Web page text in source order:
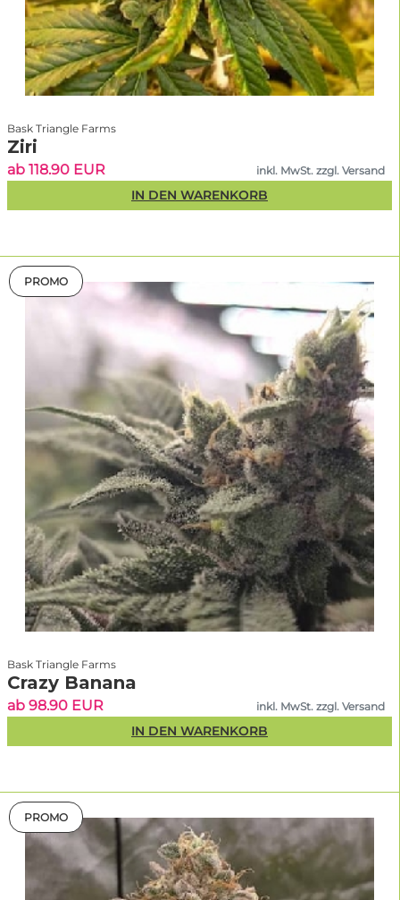
Bask Triangle Farms
Ziri
ab 118.90 EUR inkl. MwSt. zzgl. Versand
IN DEN WARENKORB
PROMO
Bask Triangle Farms
Crazy Banana
ab 98.90 EUR inkl. MwSt. zzgl. Versand
IN DEN WARENKORB
PROMO